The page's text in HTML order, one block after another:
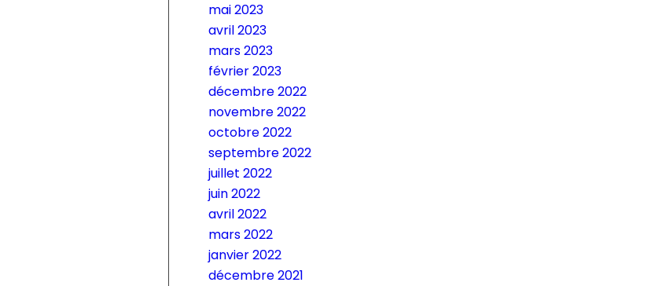
mai 2023
avril 2023
mars 2023
février 2023
décembre 2022
novembre 2022
octobre 2022
septembre 2022
juillet 2022
juin 2022
avril 2022
mars 2022
janvier 2022
décembre 2021